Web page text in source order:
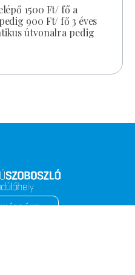
1500 Ft/ fő a
900 Ft/ fő 3 éves
útvonalra pedig